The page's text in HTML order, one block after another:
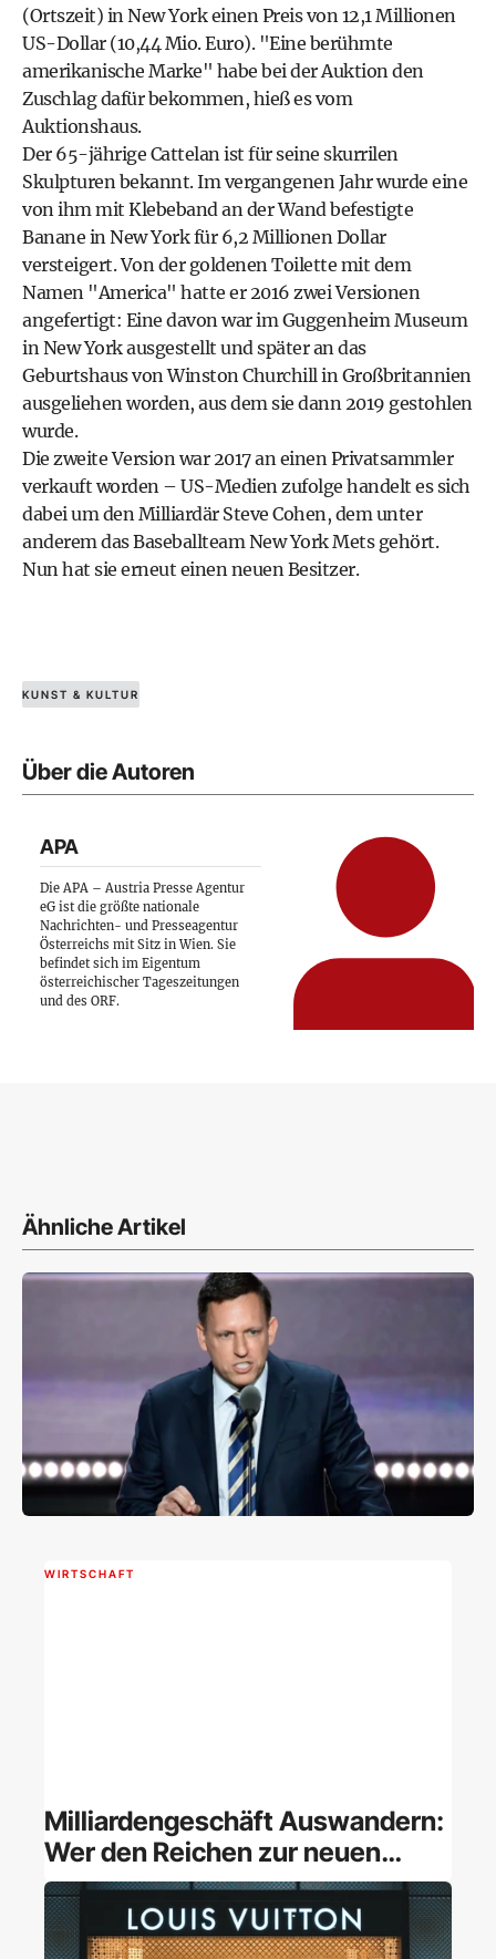
(Ortszeit) in New York einen Preis von 12,1 Millionen
US-Dollar (10,44 Mio. Euro). "Eine berühmte
amerikanische Marke" habe bei der Auktion den
Zuschlag dafür bekommen, hieß es vom
Auktionshaus.
Der 65-jährige Cattelan ist für seine skurrilen
Skulpturen bekannt. Im vergangenen Jahr wurde eine
von ihm mit Klebeband an der Wand befestigte
Banane in New York für 6,2 Millionen Dollar
versteigert. Von der goldenen Toilette mit dem
Namen "America" hatte er 2016 zwei Versionen
angefertigt: Eine davon war im Guggenheim Museum
in New York ausgestellt und später an das
Geburtshaus von Winston Churchill in Großbritannien
ausgeliehen worden, aus dem sie dann 2019 gestohlen
wurde.
Die zweite Version war 2017 an einen Privatsammler
verkauft worden – US-Medien zufolge handelt es sich
dabei um den Milliardär Steve Cohen, dem unter
anderem das Baseballteam New York Mets gehört.
Nun hat sie erneut einen neuen Besitzer.
KUNST & KULTUR
Über die Autoren
APA
Die APA – Austria Presse Agentur
eG ist die größte nationale
Nachrichten- und Presseagentur
Österreichs mit Sitz in Wien. Sie
befindet sich im Eigentum
österreichischer Tageszeitungen
und des ORF.
Ähnliche Artikel
WIRTSCHAFT
Milliardengeschäft Auswandern:
Wer den Reichen zur neuen
Heimat verhilft